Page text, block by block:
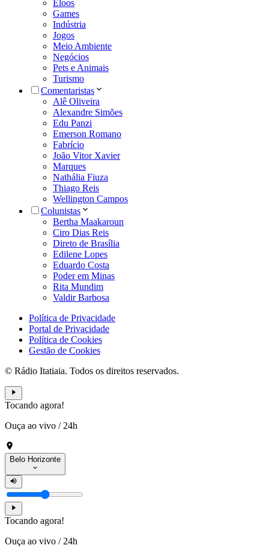
Eloos
Games
Indústria
Jogos
Meio Ambiente
Negócios
Pets e Animais
Turismo
Comentaristas
Alê Oliveira
Alexandre Simões
Edu Panzi
Emerson Romano
Fabrício
João Vitor Xavier
Marques
Nathália Fiuza
Thiago Reis
Wellington Campos
Colunistas
Bertha Maakaroun
Ciro Dias Reis
Direto de Brasília
Edilene Lopes
Eduardo Costa
Poder em Minas
Rita Mundim
Valdir Barbosa
Política de Privacidade
Portal de Privacidade
Política de Cookies
Gestão de Cookies
© Rádio Itatiaia. Todos os direitos reservados.
Tocando agora!
Ouça ao vivo / 24h
Belo Horizonte
Tocando agora!
Ouça ao vivo / 24h